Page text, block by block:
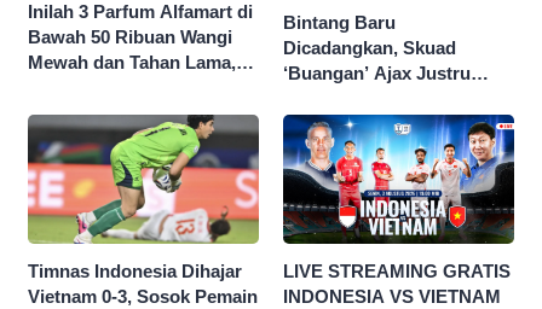
Inilah 3 Parfum Alfamart di
Bawah 50 Ribuan Wangi
Mewah dan Tahan Lama,
1 Jutaan!
Bintang Baru
Dicadangkan, Skuad
‘Buangan’ Ajax Justru
Timnas Indonesia Dihajar
Vietnam 0-3, Sosok Pemain
LIVE STREAMING GRATIS
INDONESIA VS VIETNAM